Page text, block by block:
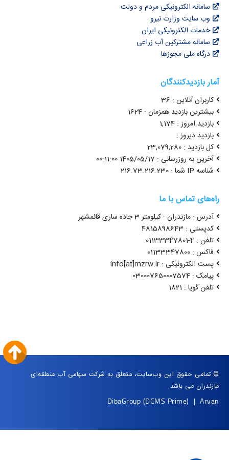
سامانه الکترونیکی مردم و دولت
وب سایت وزارت نیرو
خدمات الکترونیکی ایران
سامانه مشترکین آب زراعی
درگاه ملی مجوزها
آمار بازدیدکنندگان
کاربران آنلاین : 36
بیشترین بازدید همزمان : 1624
بازدید امروز : 1,174
بازدید دیروز :
کل بازدید : 23,079,280
آخرین به روزرسانی : 1405/05/17 00:11:00
شناسه IP شما : 216.73.216.230
راه‌های تماس با ما
آدرس : مازندران - کیلومتر 3 جاده ساری قائمشهر
کدپستی : 4815898643
تلفن : 4-01133347801
فاکس : 01133347800
پست الکترونیکی : info[at]mzrw.ir
پیامک : 030007650007574
تلفن گویا : 1821
© تمامی حقوق این وب‌سایت، متعلق به شرکت سهامی آب منطقه‌ای
مازندران می باشد.
DibaGroup (DCMS Prime) |Arvan